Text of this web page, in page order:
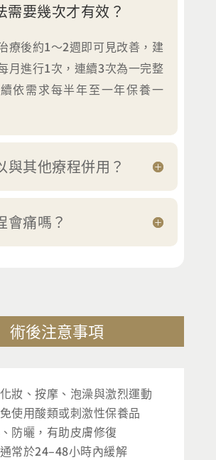
需要幾次才有效？
療後約1～2週即可見改善，建
月進行1次，連續3次為一完整
依需求每半年至一年保養一
與其他療程併用？
會痛嗎？
術後注意事項
妝、按摩、泡澡與激烈運動
使用酸類或刺激性保養品
防曬，有助皮膚修復
常於24–48小時內緩解